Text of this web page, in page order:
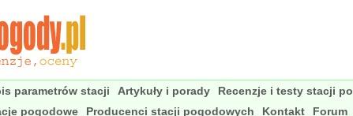
parametrów stacji Artykuły i porady
Recenzje i testy stacji
pogodowe Producenci stacji pogodowych Kontakt Forum